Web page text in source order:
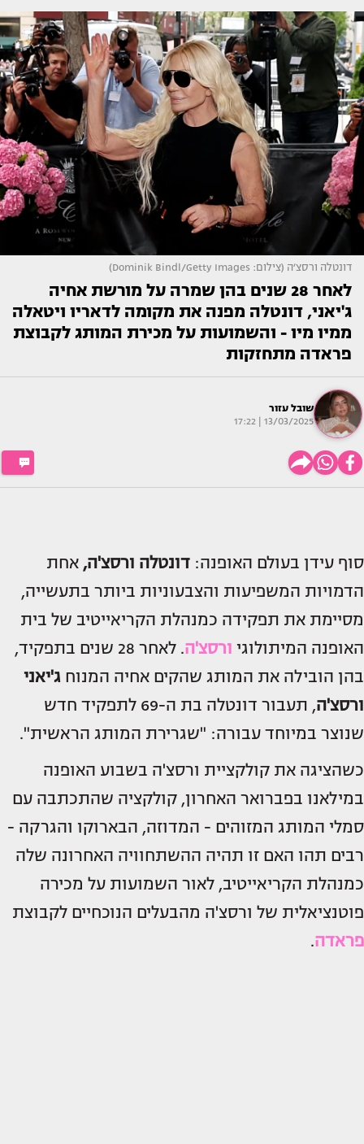
דונטלה ורסצ׳ה (צילום: Dominik Bindl/Getty Images)
לאחר 28 שנים בהן שמרה על מורשת אחיה
ג'יאני, דונטלה מפנה את מקומה לדאריו ויטאלה
ממיו מיו - והשמועות על מכירת המותג לקבוצת
פראדה מתחזקות
שובל עזור
13/03/2025 | 17:22
סוף עידן בעולם האופנה: דונטלה ורסצ'ה, אחת
הדמויות המשפיעות והצבעוניות ביותר בתעשייה,
מסיימת את תפקידה כמנהלת הקריאייטיב של בית
האופנה המיתולוגי ורסצ'ה
. לאחר 28 שנים בתפקיד,
בהן הובילה את המותג שהקים אחיה המנוח ג'יאני
ורסצ'ה
, תעבור דונטלה בת ה-69 לתפקיד חדש
שנוצר במיוחד עבורה: "שגרירת המותג הראשית".
כשהציגה את קולקציית ורסצ'ה בשבוע האופנה
במילאנו בפברואר האחרון, קולקציה שהתכתבה עם
סמלי המותג המזוהים - המדוזה, הבארוקו והגרקה -
רבים תהו האם זו תהיה ההשתחוויה האחרונה שלה
כמנהלת הקריאייטיב, לאור השמועות על מכירה
פוטנציאלית של ורסצ'ה מהבעלים הנוכחיים לקבוצת
פראדה.